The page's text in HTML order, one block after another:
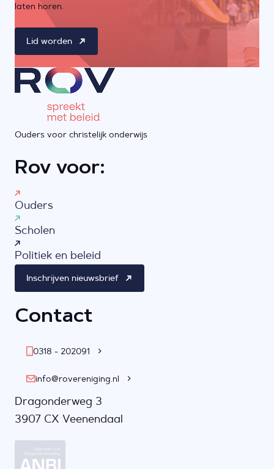
laten horen.
Lid worden
Ouders voor christelijk onderwijs
Rov voor:
Ouders
Scholen
Politiek en beleid
Inschrijven nieuwsbrief
Contact
0318 - 202091
info@rovereniging.nl
Dragonderweg 3
3907 CX Veenendaal